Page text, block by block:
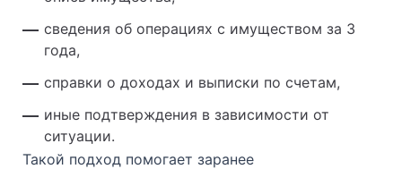
сведения об операциях с имуществом за 3
года,
справки о доходах и выписки по счетам,
иные подтверждения в зависимости от
ситуации.
Такой подход помогает заранее